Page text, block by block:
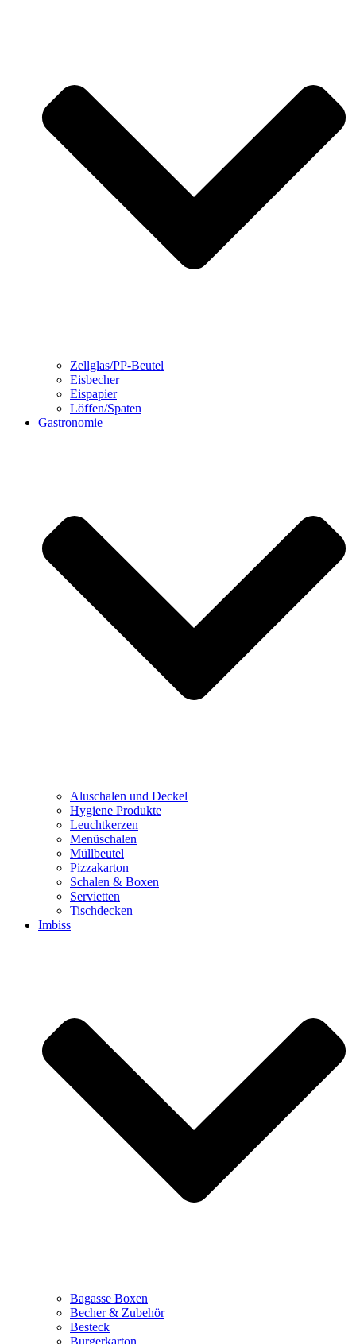
Zellglas/PP-Beutel
Eisbecher
Eispapier
Löffen/Spaten
Gastronomie
Aluschalen und Deckel
Hygiene Produkte
Leuchtkerzen
Menüschalen
Müllbeutel
Pizzakarton
Schalen & Boxen
Servietten
Tischdecken
Imbiss
Bagasse Boxen
Becher & Zubehör
Besteck